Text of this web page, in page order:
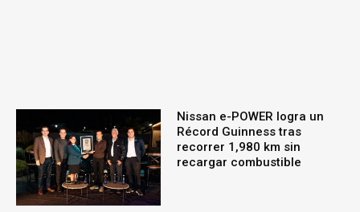
Nissan e-POWER logra un
Récord Guinness tras
recorrer 1,980 km sin
recargar combustible